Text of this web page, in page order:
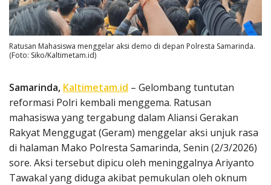
Ratusan Mahasiswa menggelar aksi demo di depan Polresta Samarinda.
(Foto: Siko/Kaltimetam.id)
Samarinda, Kaltimetam.id – Gelombang tuntutan
reformasi Polri kembali menggema. Ratusan
mahasiswa yang tergabung dalam Aliansi Gerakan
Rakyat Menggugat (Geram) menggelar aksi unjuk rasa
di halaman Mako Polresta Samarinda, Senin (2/3/2026)
sore. Aksi tersebut dipicu oleh meninggalnya Ariyanto
Tawakal yang diduga akibat pemukulan oleh oknum